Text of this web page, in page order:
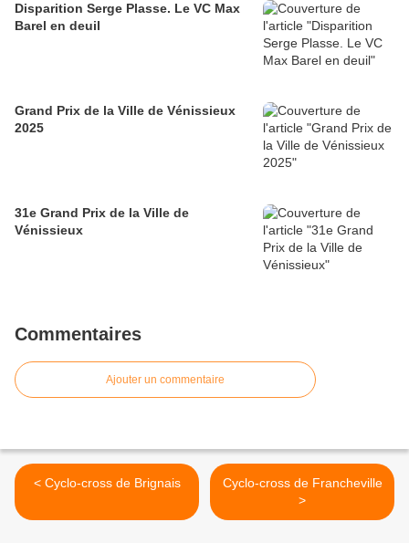
Disparition Serge Plasse. Le VC Max
Barel en deuil
Grand Prix de la Ville de Vénissieux
2025
31e Grand Prix de la Ville de
Vénissieux
Commentaires
Ajouter un commentaire
< Cyclo-cross de Brignais
Cyclo-cross de Francheville
>